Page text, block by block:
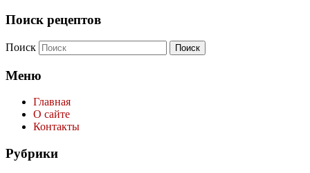
Поиск рецептов
Поиск
Меню
Главная
О сайте
Контакты
Рубрики